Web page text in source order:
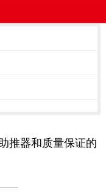
推器和质量保证的